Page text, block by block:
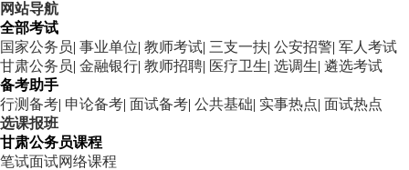
网站导航
全部考试
国家公务员| 事业单位| 教师考试| 三支一扶| 公安招警| 军人考试
甘肃公务员| 金融银行| 教师招聘| 医疗卫生| 选调生| 遴选考试
备考助手
行测备考| 申论备考| 面试备考| 公共基础| 实事热点| 面试热点
选课报班
甘肃公务员课程
笔试面试网络课程